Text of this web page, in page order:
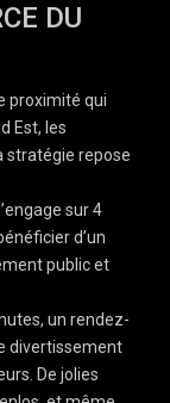
DU
proximité qui
Est, les
stratégie repose
sur 4
d’un
public et
un rendez-
divertissement
De jolies